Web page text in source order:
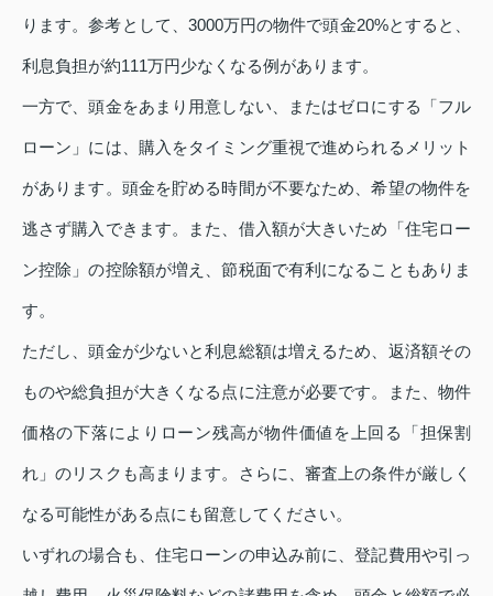
ります。参考として、3000万円の物件で頭金20%とすると、
利息負担が約111万円少なくなる例があります。
一方で、頭金をあまり用意しない、またはゼロにする「フル
ローン」には、購入をタイミング重視で進められるメリット
があります。頭金を貯める時間が不要なため、希望の物件を
逃さず購入できます。また、借入額が大きいため「住宅ロー
ン控除」の控除額が増え、節税面で有利になることもありま
す。
ただし、頭金が少ないと利息総額は増えるため、返済額その
ものや総負担が大きくなる点に注意が必要です。また、物件
価格の下落によりローン残高が物件価値を上回る「担保割
れ」のリスクも高まります。さらに、審査上の条件が厳しく
なる可能性がある点にも留意してください。
いずれの場合も、住宅ローンの申込み前に、登記費用や引っ